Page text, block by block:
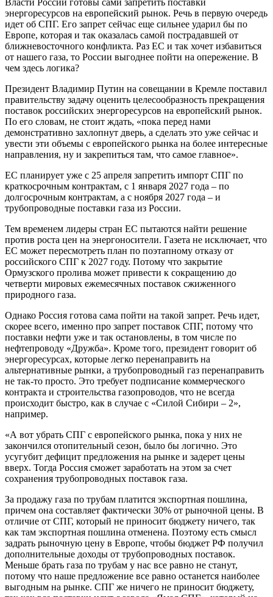
энергоресурсов на европейский рынок. Речь в первую очередь
идет об СПГ. Его запрет сейчас еще сильнее ударил бы по
Европе, которая и так оказалась самой пострадавшей от
ближневосточного конфликта. Раз ЕС и так хочет избавиться
от нашего газа, то России выгоднее пойти на опережение. В
чем здесь логика?
Президент Владимир Путин на совещании в Кремле поставил
правительству задачу оценить целесообразность прекращения
поставок российских энергоресурсов на европейский рынок.
По его словам, не стоит ждать, «пока перед нами
демонстративно захлопнут дверь, а сделать это уже сейчас и
увести эти объемы с европейского рынка на более интересные
направления, ну и закрепиться там, что самое главное».
ЕС планирует уже с 25 апреля запретить импорт СПГ по
краткосрочным контрактам, с 1 января 2027 года – по
долгосрочным контрактам, а с ноября 2027 года – и
трубопроводные поставки газа из России.
Тем временем лидеры стран ЕС пытаются найти решение
против роста цен на энергоносители. Газета не исключает, что
ЕС может пересмотреть план по поэтапному отказу от
российского СПГ к 2027 году. Потому что закрытие
Ормузского пролива может привести к сокращению до
четверти мировых ежемесячных поставок сжиженного
природного газа.
Однако Россия готова сама пойти на такой запрет. Речь идет,
скорее всего, именно про запрет поставок СПГ, потому что
поставки нефти уже и так остановлены, в том числе по
нефтепроводу «Дружба». Кроме того, президент говорит об
энергоресурсах, которые легко перенаправить на
альтернативные рынки, а трубопроводный газ перенаправить
не так-то просто. Это требует подписание коммерческого
контракта и строительства газопроводов, что не всегда
происходит быстро, как в случае с «Силой Сибири – 2»,
например.
«А вот убрать СПГ с европейского рынка, пока у них не
закончился отопительный сезон, было бы логично. Это
усугубит дефицит предложения на рынке и задерет цены
вверх. Тогда Россия сможет заработать на этом за счет
сохранения трубопроводных поставок газа.
За продажу газа по трубам платится экспортная пошлина,
причем она составляет фактически 30% от рыночной цены. В
отличие от СПГ, который не приносит бюджету ничего, так
как там экспортная пошлина отменена. Поэтому есть смысл
задрать рыночную цену в Европе, чтобы бюджет РФ получил
дополнительные доходы от трубопроводных поставок.
Меньше брать газа по трубам у нас все равно не станут,
потому что наше предложение все равно останется наиболее
выгодным на рынке. СПГ же ничего не приносит бюджету,